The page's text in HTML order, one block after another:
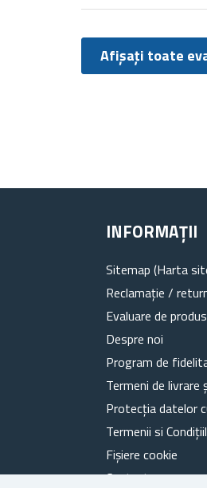
Afișați toate
INFORMAȚII
Sitemap (Harta
Reclamație /
Evaluare de produs
Despre noi
Program de
Termeni de livrare
Protecția datelor
Termenii si
Fișiere cookie
Contacte